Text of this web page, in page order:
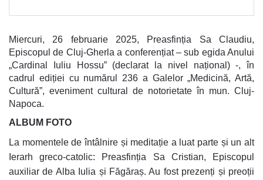
Miercuri, 26 februarie 2025, Preasfinția Sa Claudiu,
Episcopul de Cluj-Gherla a conferențiat – sub egida Anului
„Cardinal Iuliu Hossu” (declarat la nivel național) -, în
cadrul ediției cu numărul 236 a Galelor „Medicină, Artă,
Cultură”, eveniment cultural de notorietate în mun. Cluj-
Napoca.
ALBUM FOTO
La momentele de întâlnire și meditație a luat parte și un alt
Ierarh greco-catolic: Preasfinția Sa Cristian, Episcopul
auxiliar de Alba Iulia și Făgăraș. Au fost prezenți și preoții